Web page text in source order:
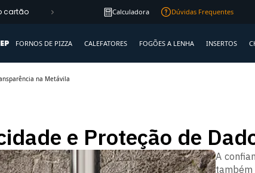
cartão Frete R$ 99para RS, SC e PR
Calculadora Dúvidas Frequentes
FORNOS DE PIZZA CALEFATORES FOGÕES A LENHA INSERTOS
na Metávila
e Proteção de
A
também